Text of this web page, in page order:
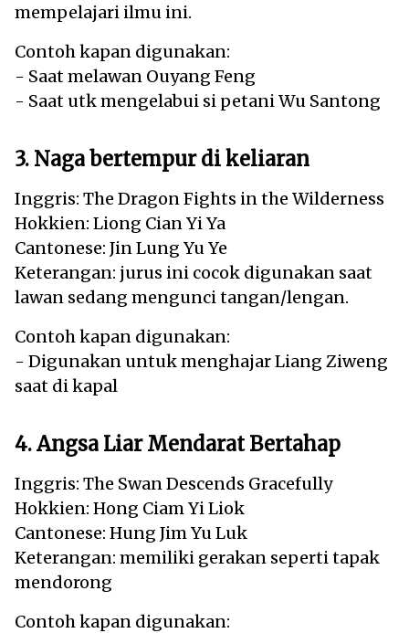
mempelajari ilmu ini.
Contoh kapan digunakan:
- Saat melawan Ouyang Feng
- Saat utk mengelabui si petani Wu Santong
3. Naga bertempur di keliaran
Inggris: The Dragon Fights in the Wilderness
Hokkien: Liong Cian Yi Ya
Cantonese: Jin Lung Yu Ye
Keterangan: jurus ini cocok digunakan saat
lawan sedang mengunci tangan/lengan.
Contoh kapan digunakan:
- Digunakan untuk menghajar Liang Ziweng
saat di kapal
4. Angsa Liar Mendarat Bertahap
Inggris: The Swan Descends Gracefully
Hokkien: Hong Ciam Yi Liok
Cantonese: Hung Jim Yu Luk
Keterangan: memiliki gerakan seperti tapak
mendorong
Contoh kapan digunakan: